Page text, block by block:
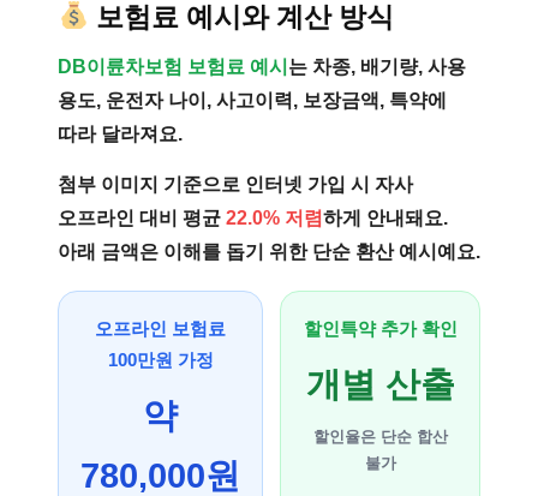
보험료 예시와 계산 방식
DB이륜차보험 보험료 예시 는 차종, 배기량, 사용
용도, 운전자 나이, 사고이력, 보장금액, 특약에
따라 달라져요.
첨부 이미지 기준으로 인터넷 가입 시 자사
오프라인 대비 평균 22.0% 저렴하게 안내돼요.
아래 금액은 이해를 돕기 위한 단순 환산 예시예요.
오프라인 보험료
100만원 가정
약
780,000원
할인특약 추가 확인
개별 산출
할인율은 단순 합산
불가